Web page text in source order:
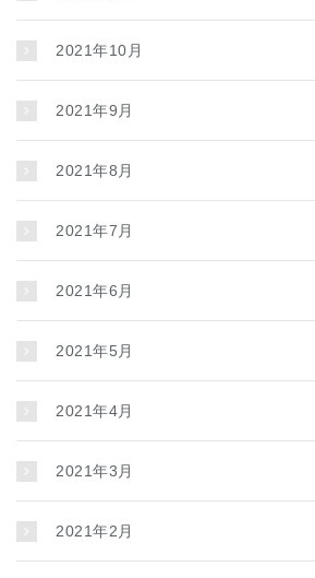
2021年10月
2021年9月
2021年8月
2021年7月
2021年6月
2021年5月
2021年4月
2021年3月
2021年2月